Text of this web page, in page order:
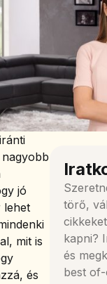
jó
lehet
mit is
és
törő,
kapni?
és
best